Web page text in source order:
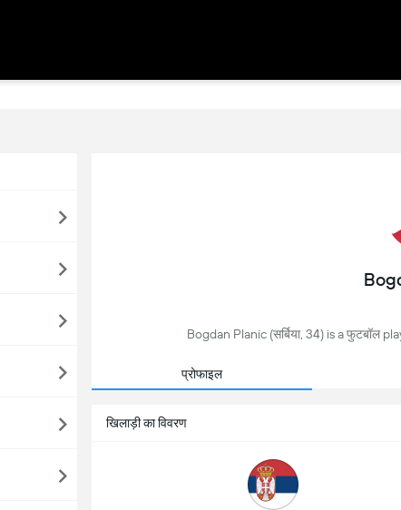
Bogdan Planic (सर्बिया, 34) is a फुटबॉल
प्रोफाइल
खिलाड़ी का विवरण